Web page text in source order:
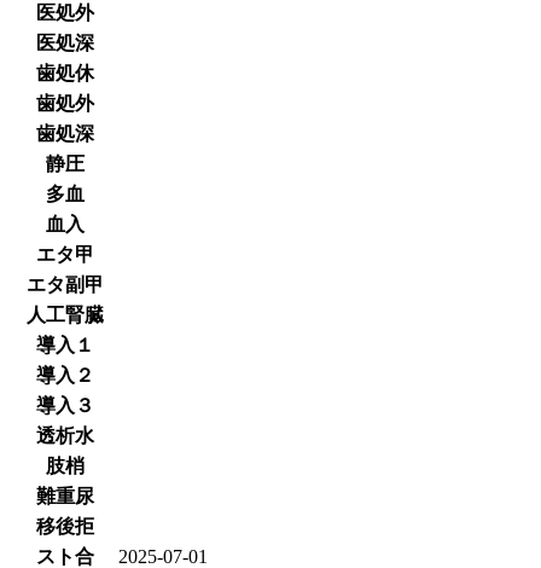
医処外
医処深
歯処休
歯処外
歯処深
静圧
多血
血入
エタ甲
エタ副甲
人工腎臓
導入１
導入２
導入３
透析水
肢梢
難重尿
移後拒
スト合
2025-07-01